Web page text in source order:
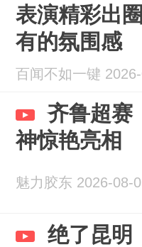
表演精彩出
有的氛围感
百闻不如一键
齐鲁超赛
神惊艳亮相
魅力胶东 2026-08-
绝了昆明